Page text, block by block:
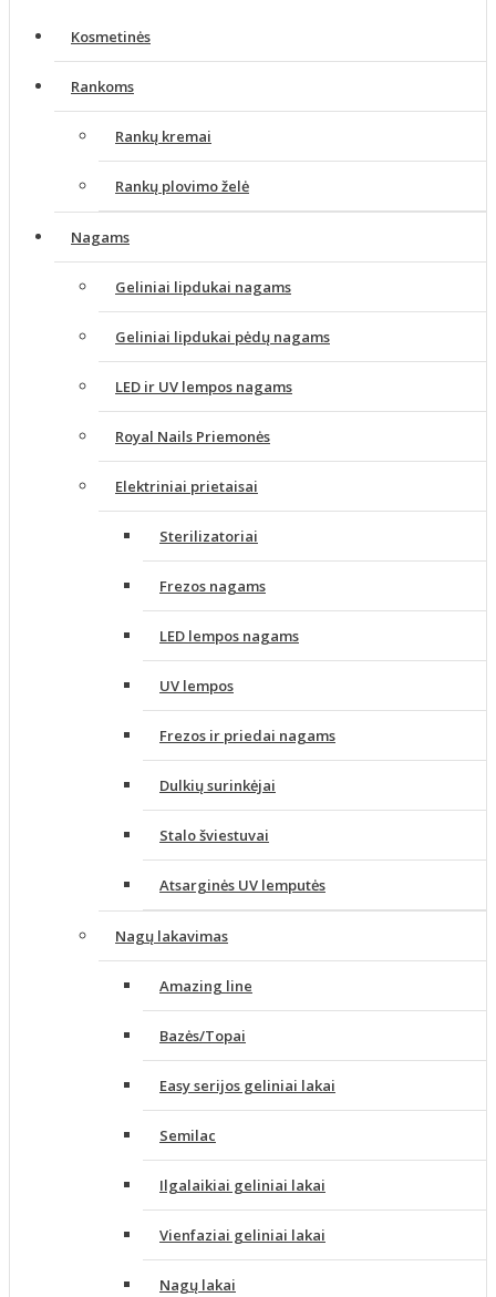
Kosmetinės
Rankoms
Rankų kremai
Rankų plovimo želė
Nagams
Geliniai lipdukai nagams
Geliniai lipdukai pėdų nagams
LED ir UV lempos nagams
Royal Nails Priemonės
Elektriniai prietaisai
Sterilizatoriai
Frezos nagams
LED lempos nagams
UV lempos
Frezos ir priedai nagams
Dulkių surinkėjai
Stalo šviestuvai
Atsarginės UV lemputės
Nagų lakavimas
Amazing line
Bazės/Topai
Easy serijos geliniai lakai
Semilac
Ilgalaikiai geliniai lakai
Vienfaziai geliniai lakai
Nagų lakai